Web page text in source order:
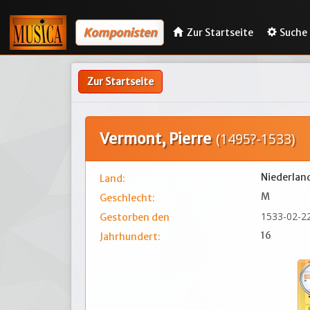
Komponisten Zur Startseite Suche
Zur Startseite
Vermont, Pierre (1495?-1533)
Land:
Geschlecht:
M
Gestorben den
1533-02-
Jahrhundert: 16